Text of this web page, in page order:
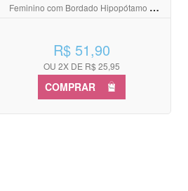
Feminino com Bordado Hipopótamo 2
R$ 51,90
OU 2X DE R$ 25,95
COMPRAR